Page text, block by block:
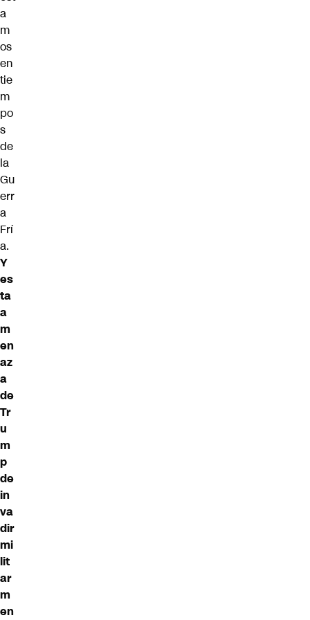
a
m
os
en
tie
m
po
s
de
la
Gu
err
a
Frí
a.
Y
es
ta
a
m
en
az
a
de
Tr
u
m
p
de
in
va
dir
mi
lit
ar
m
en